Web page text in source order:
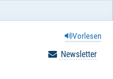
Vorlesen
Newsletter